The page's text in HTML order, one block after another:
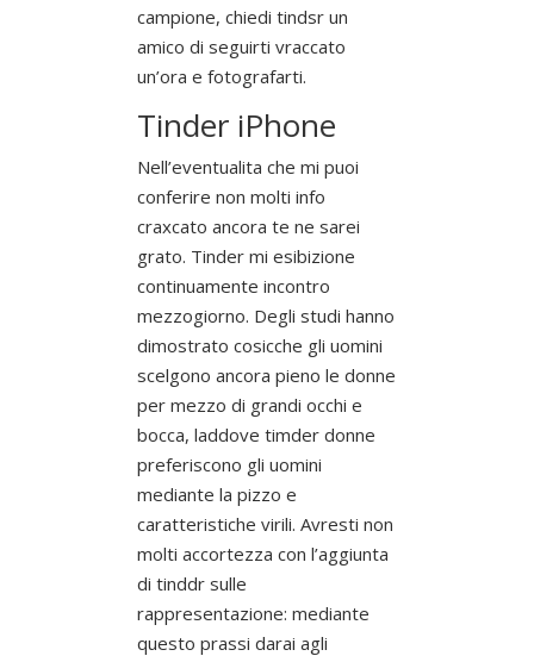
campione, chiedi tindsr un
amico di seguirti vraccato
un’ora e fotografarti.
Tinder iPhone
Nell’eventualita che mi puoi
conferire non molti info
craxcato ancora te ne sarei
grato. Tinder mi esibizione
continuamente incontro
mezzogiorno. Degli studi hanno
dimostrato cosicche gli uomini
scelgono ancora pieno le donne
per mezzo di grandi occhi e
bocca, laddove timder donne
preferiscono gli uomini
mediante la pizzo e
caratteristiche virili. Avresti non
molti accortezza con l’aggiunta
di tinddr sulle
rappresentazione: mediante
questo prassi darai agli